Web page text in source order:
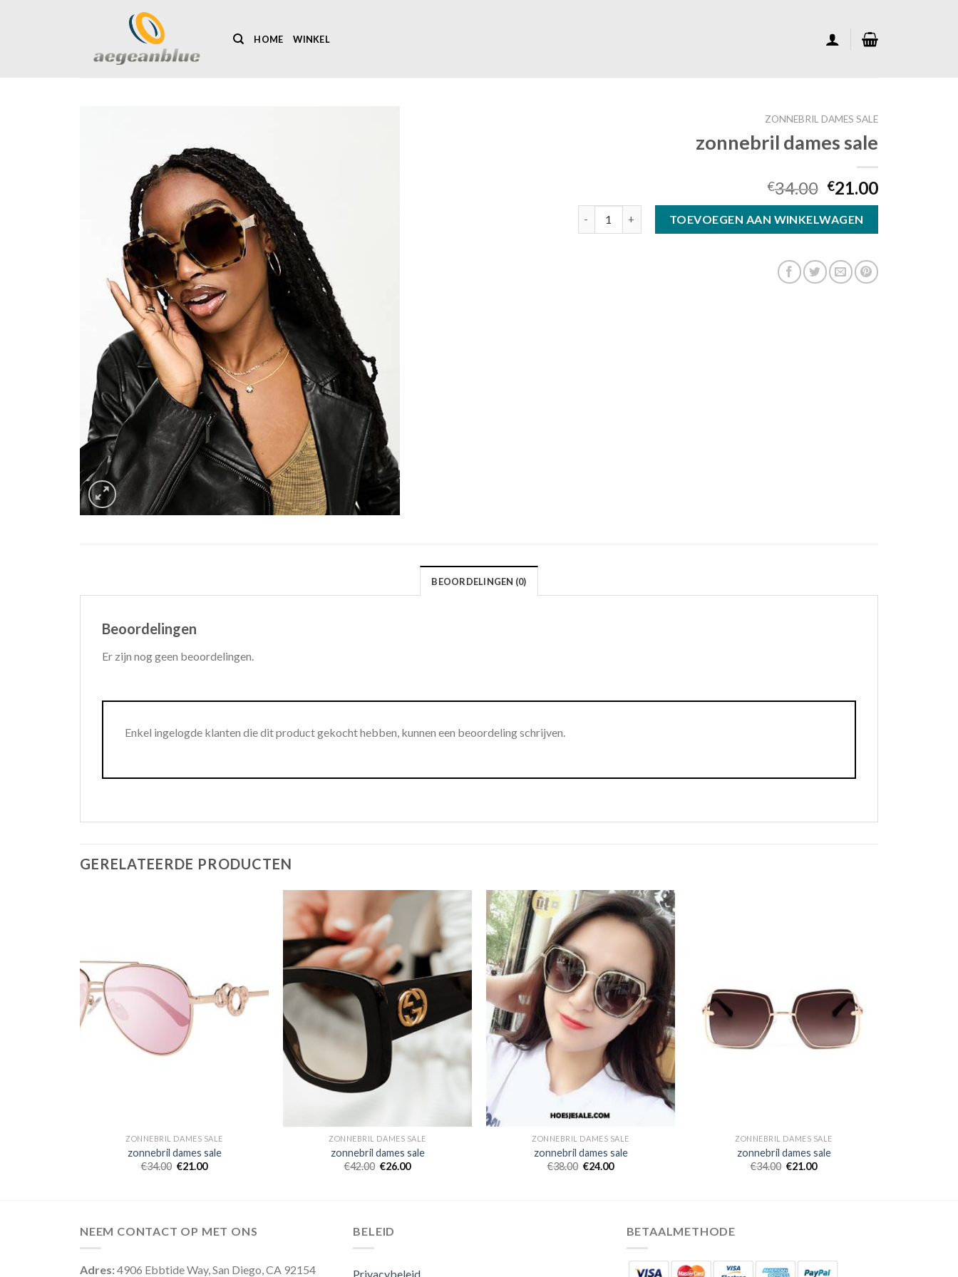
HOME WINKEL
ZONNEBRIL DAMES SALE
zonnebril dames sale
€34.00 €21.00
TOEVOEGEN AAN WINKELWAGEN
BEOORDELINGEN (0)
Beoordelingen
Er zijn nog geen beoordelingen.
Enkel ingelogde klanten die dit product gekocht hebben, kunnen een beoordeling schrijven.
GERELATEERDE PRODUCTEN
ZONNEBRIL DAMES SALE
zonnebril dames sale
€34.00 €21.00
ZONNEBRIL DAMES SALE
zonnebril dames sale
€42.00 €26.00
ZONNEBRIL DAMES SALE
zonnebril dames sale
€38.00 €24.00
ZONNEBRIL DAMES SALE
zonnebril dames sale
€34.00 €21.00
NEEM CONTACT OP MET ONS
Adres:4906 Ebbtide Way, San Diego, CA 92154
BELEID
Privacybeleid
BETAALMETHODE